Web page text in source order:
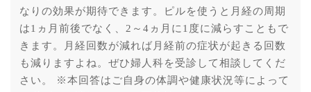
なりの効果が期待できます。ピルを使うと月経の周期
は1ヵ月前後でなく、2～4ヵ月に1度に減らすこともで
きます。月経回数が減れば月経前の症状が起きる回数
も減りますよね。ぜひ婦人科を受診して相談してくだ
さい。 ※本回答はご自身の体調や健康状況等によって